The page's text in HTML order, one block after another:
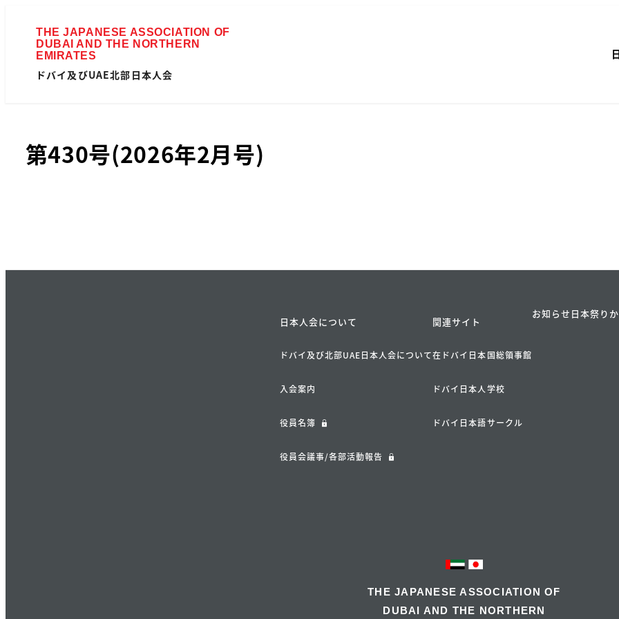
ドバイ及びUAE北部日本人会
第430号(2026年2月号)
日本人会について
ドバイ及び北部UAE日本人会について
入会案内
役員名簿
役員会議事/各部活動報告
関連サイト
在ドバイ日本国総領事館
ドバイ日本人学校
ドバイ日本語サークル
お知らせ 日本祭り
THE JAPANESE ASSOCIATION OF
DUBAI AND THE NORTHERN